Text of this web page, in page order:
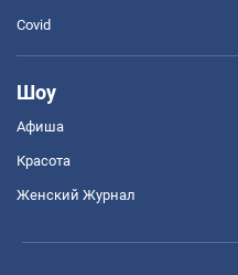
Covid
Шоу
Афиша
Красота
Женский Журнал